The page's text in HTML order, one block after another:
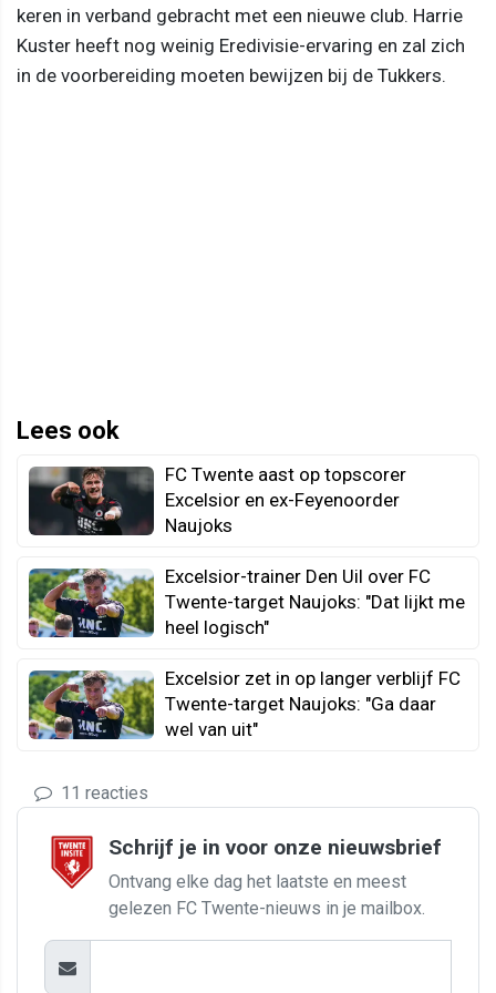
keren in verband gebracht met een nieuwe club. Harrie
Kuster heeft nog weinig Eredivisie-ervaring en zal zich
in de voorbereiding moeten bewijzen bij de Tukkers.
Lees ook
FC Twente aast op topscorer
Excelsior en ex-Feyenoorder
Naujoks
Excelsior-trainer Den Uil over FC
Twente-target Naujoks: "Dat lijkt me
heel logisch"
Excelsior zet in op langer verblijf FC
Twente-target Naujoks: "Ga daar
wel van uit"
11 reacties
Schrijf je in voor onze nieuwsbrief
Ontvang elke dag het laatste en meest
gelezen FC Twente-nieuws in je mailbox.